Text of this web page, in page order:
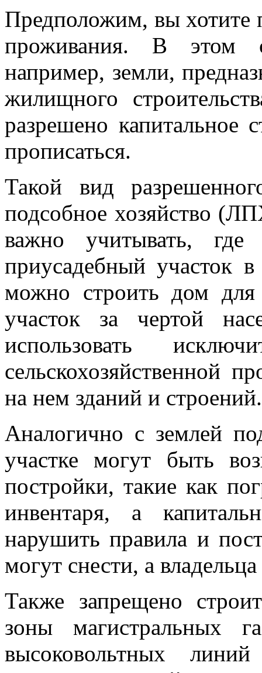
Предположим, вы хотите
проживания. В этом
например, земли,
жилищного
разрешено капитальное
прописаться.
Такой вид
подсобное хозяйство
важно учитывать,
приусадебный участок в
можно строить дом
участок за чертой
использовать
сельскохозяйственной
на нем зданий и строений.
Аналогично с землей
участке могут быть
постройки, такие как
инвентаря, а
нарушить правила и
могут снести, а
Также запрещено
зоны магистральных
высоковольтных